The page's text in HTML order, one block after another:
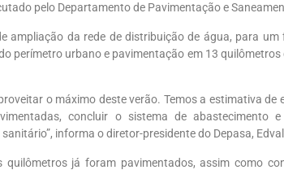
pelo Departamento de Pavimentação e
ampliação da rede de distribuição de água, para
perímetro urbano e pavimentação em 13
o máximo deste verão. Temos a estimativa de
concluir o sistema de abastecimento
informa o diretor-presidente do Depasa,
quilômetros já foram pavimentados, assim como